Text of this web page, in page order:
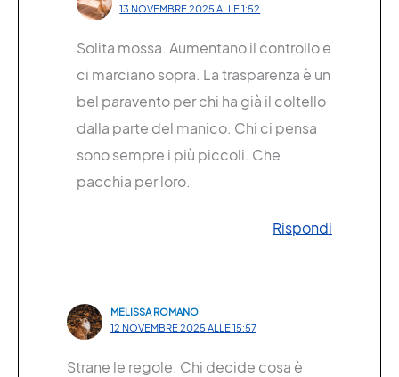
13 NOVEMBRE 2025 ALLE 1:52
Solita mossa. Aumentano il controllo e
ci marciano sopra. La trasparenza è un
bel paravento per chi ha già il coltello
dalla parte del manico. Chi ci pensa
sono sempre i più piccoli. Che
pacchia per loro.
Rispondi
MELISSA ROMANO
12 NOVEMBRE 2025 ALLE 15:57
Strane le regole. Chi decide cosa è